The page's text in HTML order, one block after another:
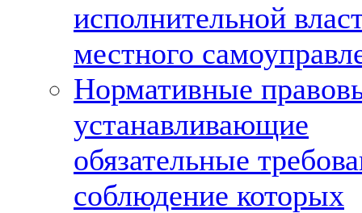
исполнительной
местного
Нормативные
устанавливающие
обязательные
соблюдение которых